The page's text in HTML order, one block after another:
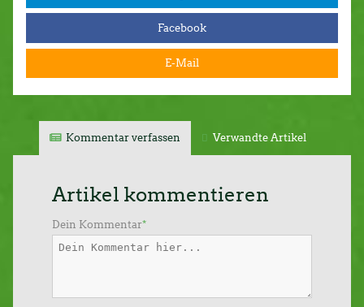
Facebook
E-Mail
Kommentar verfassen Verwandte Artikel
Artikel kommentieren
Dein Kommentar*